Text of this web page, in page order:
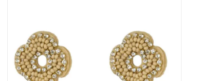
Sieraden
Accessoires